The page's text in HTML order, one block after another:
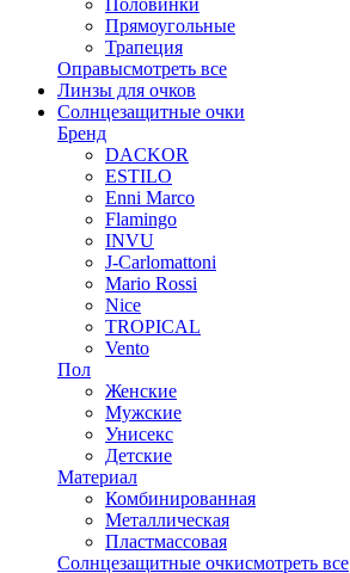
Прямоугольные
Трапеция
Оправысмотреть все
Линзы для очков
Солнцезащитные очки
Бренд
DACKOR
ESTILO
Enni Marco
Flamingo
INVU
J-Carlomattoni
Mario Rossi
Nice
TROPICAL
Vento
Пол
Женские
Мужские
Унисекс
Детские
Материал
Комбинированная
Металлическая
Пластмассовая
Солнцезащитные очкисмотреть все